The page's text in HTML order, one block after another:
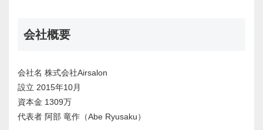
会社概要
会社名 株式会社Airsalon
設立 2015年10月
資本金 1309万
代表者 阿部 竜作（Abe Ryusaku）